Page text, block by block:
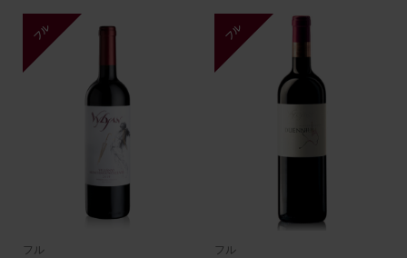
フル
フル
フル
フル